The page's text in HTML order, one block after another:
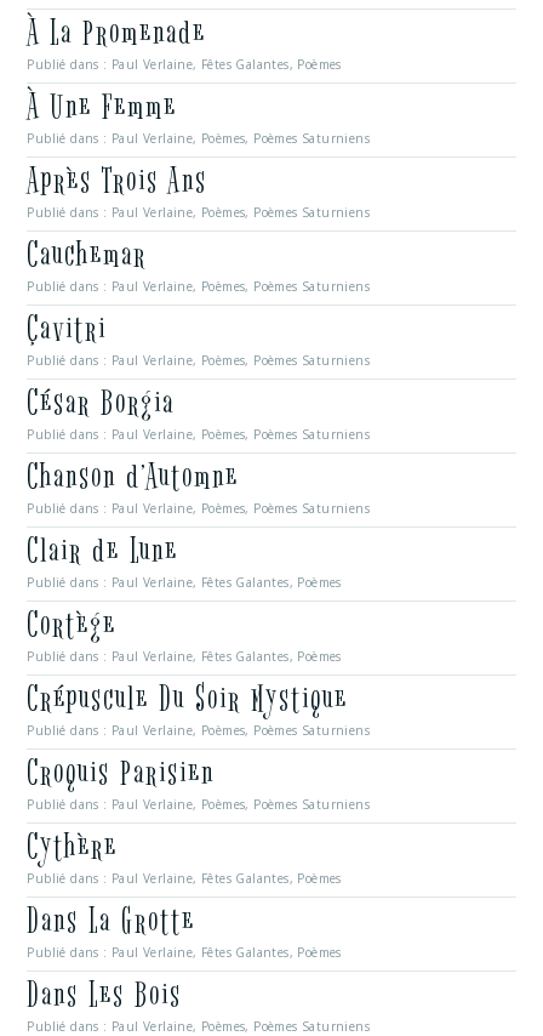
À La Promenade
Publié dans : Paul Verlaine, Fêtes Galantes, Poèmes
À Une Femme
Publié dans : Paul Verlaine, Poèmes, Poèmes Saturniens
Après Trois Ans
Publié dans : Paul Verlaine, Poèmes, Poèmes Saturniens
Cauchemar
Publié dans : Paul Verlaine, Poèmes, Poèmes Saturniens
Çavitri
Publié dans : Paul Verlaine, Poèmes, Poèmes Saturniens
César Borgia
Publié dans : Paul Verlaine, Poèmes, Poèmes Saturniens
Chanson d’Automne
Publié dans : Paul Verlaine, Poèmes, Poèmes Saturniens
Clair de Lune
Publié dans : Paul Verlaine, Fêtes Galantes, Poèmes
Cortège
Publié dans : Paul Verlaine, Fêtes Galantes, Poèmes
Crépuscule Du Soir Mystique
Publié dans : Paul Verlaine, Poèmes, Poèmes Saturniens
Croquis Parisien
Publié dans : Paul Verlaine, Poèmes, Poèmes Saturniens
Cythère
Publié dans : Paul Verlaine, Fêtes Galantes, Poèmes
Dans La Grotte
Publié dans : Paul Verlaine, Fêtes Galantes, Poèmes
Dans Les Bois
Publié dans : Paul Verlaine, Poèmes, Poèmes Saturniens